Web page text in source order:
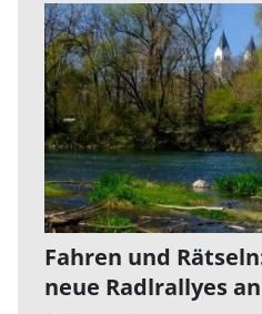
Fahren und
neue Radlrallyes an